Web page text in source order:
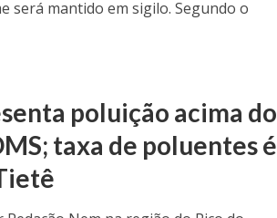
será mantido em sigilo. Segundo o
poluição acima do
taxa de poluentes é